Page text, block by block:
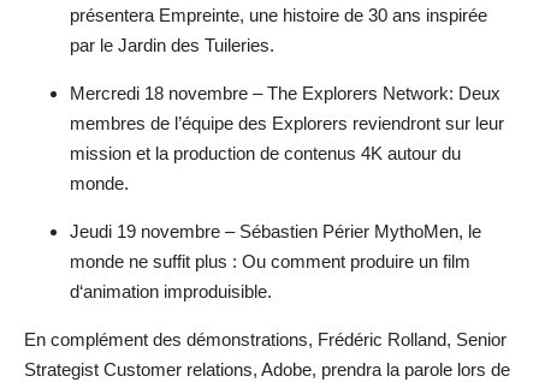
présentera Empreinte, une histoire de 30 ans inspirée
par le Jardin des Tuileries.
Mercredi 18 novembre – The Explorers Network: Deux
membres de l’équipe des Explorers reviendront sur leur
mission et la production de contenus 4K autour du
monde.
Jeudi 19 novembre – Sébastien Périer MythoMen, le
monde ne suffit plus : Ou comment produire un film
d‘animation improduisible.
En complément des démonstrations, Frédéric Rolland, Senior
Strategist Customer relations, Adobe, prendra la parole lors de